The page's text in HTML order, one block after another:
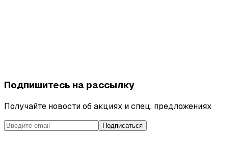
Подпишитесь на рассылку
Получайте новости об акциях и спец. предложениях
Подписаться